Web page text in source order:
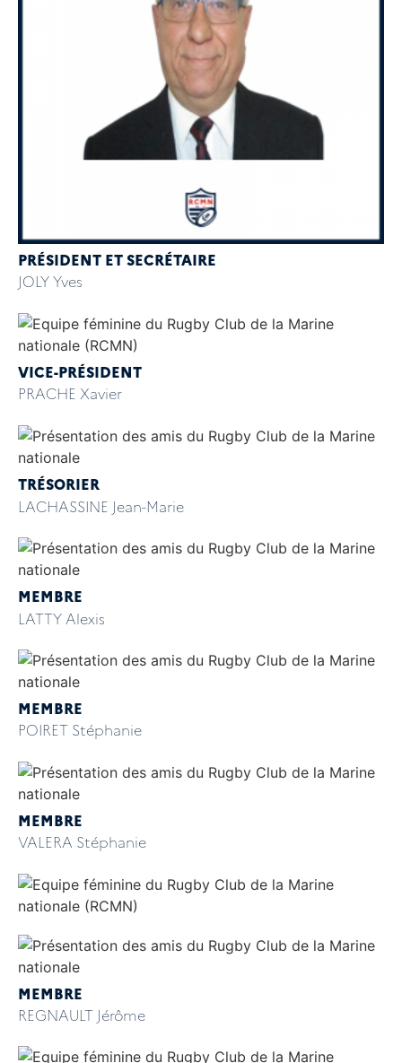
PRÉSIDENT ET SECRÉTAIRE
JOLY Yves
VICE-PRÉSIDENT
PRACHE Xavier
TRÉSORIER
LACHASSINE Jean-Marie
MEMBRE
LATTY Alexis
MEMBRE
POIRET Stéphanie
MEMBRE
VALERA Stéphanie
MEMBRE
REGNAULT Jérôme